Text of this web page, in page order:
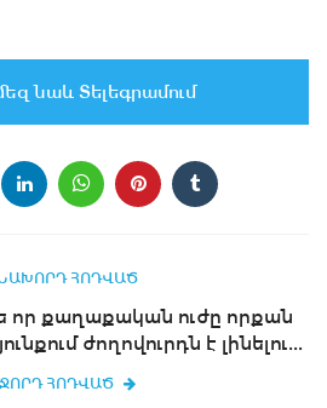
նաև Տելեգրամում
ՀՈԴՎԱԾ
որ քաղաքական ուժը որքան
ժողովուրդն է լինելու...
ՀՈԴՎԱԾ